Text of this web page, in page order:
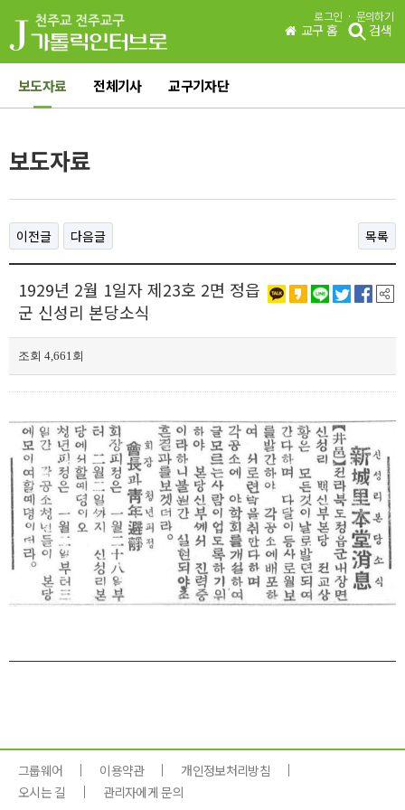
로그인 · 문의하기
교구 홈 검색
보도자료 전체기사 교구기자단
보도자료
이전글 다음글 목록
1929년 2월 1일자 제23호 2면 정읍
군 신성리 본당소식
조회 4,661회
그룹웨어 이용약관
개인정보처리방침
오시는 길
관리자에게 문의